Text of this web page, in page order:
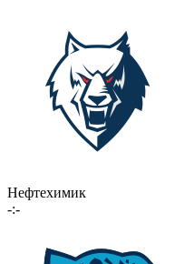
Нефтехимик
-:-